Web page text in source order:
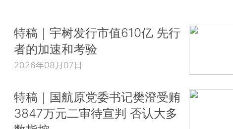
特稿｜宇树发行市值610亿 先行
者的加速和考验
2026年08月07日
特稿｜国航原党委书记樊澄受贿
3847万元二审待宣判 否认大多